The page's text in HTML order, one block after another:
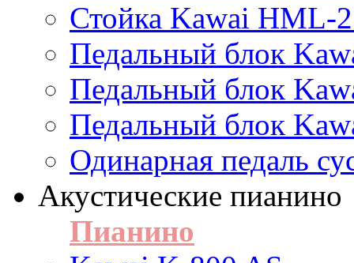
Стойка Kawai HML-
Педальный блок
Педальный блок
Педальный блок
Одинарная педаль
Акустические пианино
Пианино